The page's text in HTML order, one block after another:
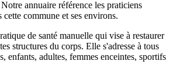
annuaire référence les praticiens
commune et ses environs.
de santé manuelle qui vise à restaurer
structures du corps. Elle s'adresse à tous
enfants, adultes, femmes enceintes, sportifs